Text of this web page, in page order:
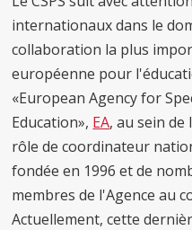
internationaux dans le
collaboration la plus
européenne pour
«European Agency for
Education», EA, au sein de
rôle de coordinateur
fondée en 1996 et de
membres de l'Agence au
Actuellement, cette